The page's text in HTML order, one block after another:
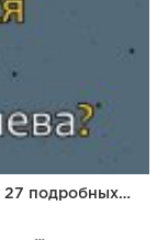
27 подробных…